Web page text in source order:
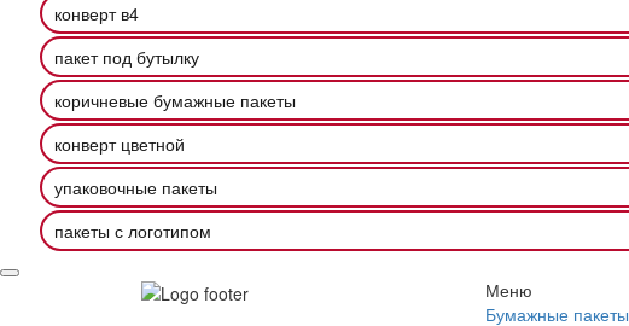
конверт в4
пакет под бутылку
коричневые бумажные пакеты
конверт цветной
упаковочные пакеты
пакеты с логотипом
Меню
Бумажные пакеты